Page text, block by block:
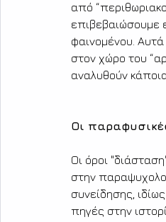
από
επιβεβαιώσουμε
φαινομένου.
στον χώρο του
αναλυθούν
Οι
Οι όροι
στην
συνείδησης,
πηγές στην